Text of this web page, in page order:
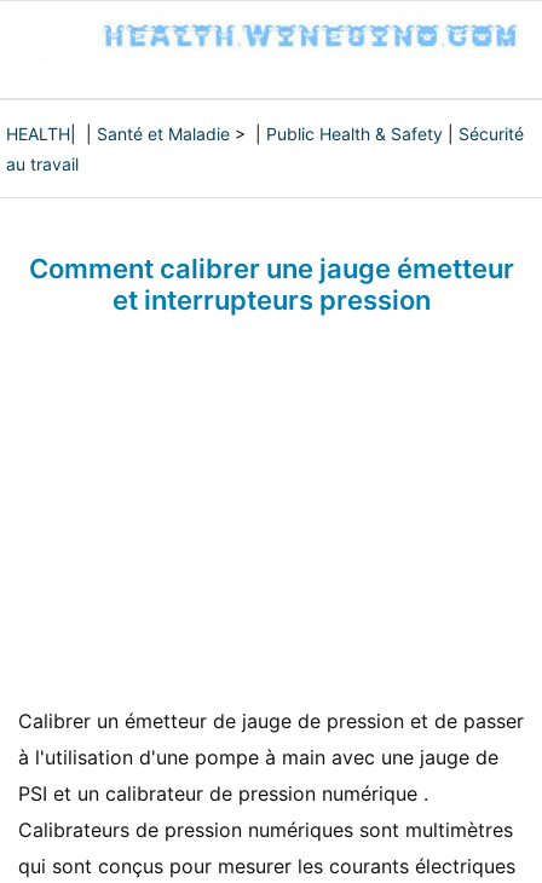
HEALTH Santé et Maladie > | Public Health & Safety
Sécurité
au travail
Comment calibrer une jauge émetteur
et interrupteurs pression
Calibrer un émetteur de jauge de pression et de passer
à l'utilisation d'une pompe à main avec une jauge de
PSI et un calibrateur de pression numérique .
Calibrateurs de pression numériques sont multimètres
qui sont conçus pour mesurer les courants électriques